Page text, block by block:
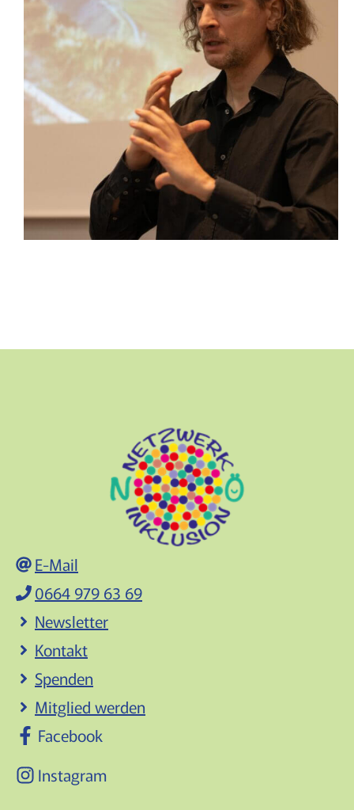
E-Mail
0664 979 63 69
Newsletter
Kontakt
Spenden
Mitglied werden
Facebook
Instagram